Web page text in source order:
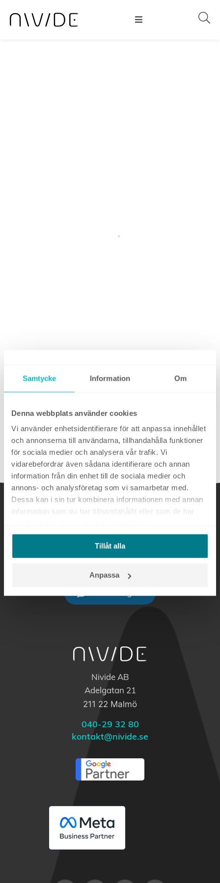
Samtycke Information Om
Denna webbplats använder cookies
Vi använder enhetsidentifierare för att anpassa innehållet
och annonserna till användarna, tillhandahålla funktioner
för sociala medier och analysera vår trafik. Vi
vidarebefordrar även sådana identifierare och annan
information från din enhet till de sociala medier och
annons- och analysföretag som vi samarbetar med.
Dessa kan i sin tur kombinera informationen med annan
information som du har tillhandahållit eller som de har
Tillåt alla
Anpassa
vill ha en långsiktig samarbetspartner som
Nivide AB
Adelgatan 21
211 22 Malmö
040-29 32 80
kontakt@nivide.se